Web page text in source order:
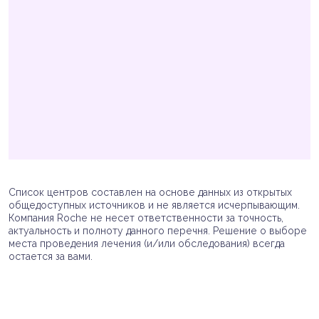
Список центров составлен на основе данных из открытых
общедоступных источников и не является исчерпывающим.
Компания Roche не несет ответственности за точность,
актуальность и полноту данного перечня. Решение о выборе
места проведения лечения (и/или обследования) всегда
остается за вами.